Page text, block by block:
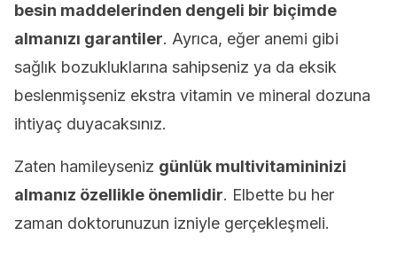
besin maddelerinden dengeli bir biçimde
almanızı garantiler. Ayrıca, eğer anemi gibi
sağlık bozukluklarına sahipseniz ya da eksik
beslenmişseniz ekstra vitamin ve mineral dozuna
ihtiyaç duyacaksınız.
Zaten hamileyseniz günlük multivitamininizi
almanız özellikle önemlidir. Elbette bu her
zaman doktorunuzun izniyle gerçekleşmeli.